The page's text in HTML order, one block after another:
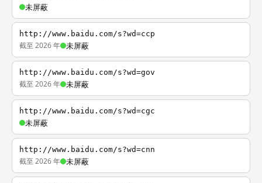
未屏蔽
http://www.baidu.com/s?wd=ccp
截至 2026 年 未屏蔽
http://www.baidu.com/s?wd=gov
截至 2026 年 未屏蔽
http://www.baidu.com/s?wd=cgc
未屏蔽
http://www.baidu.com/s?wd=cnn
截至 2026 年 未屏蔽